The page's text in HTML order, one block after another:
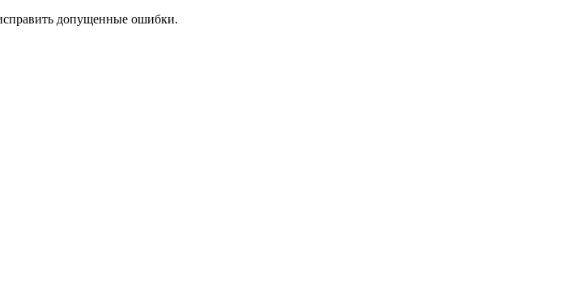
допущенные ошибки.